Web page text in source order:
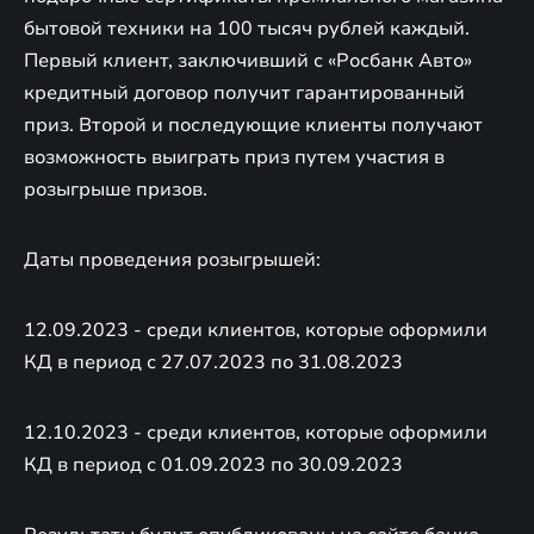
бытовой техники на 100 тысяч рублей каждый.
Первый клиент, заключивший с «Росбанк Авто»
кредитный договор получит гарантированный
приз. Второй и последующие клиенты получают
возможность выиграть приз путем участия в
розыгрыше призов.
Даты проведения розыгрышей:
12.09.2023 - среди клиентов, которые оформили
КД в период с 27.07.2023 по 31.08.2023
12.10.2023 - среди клиентов, которые оформили
КД в период с 01.09.2023 по 30.09.2023